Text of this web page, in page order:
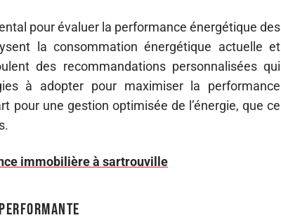
pour évaluer la performance énergétique des
la consommation énergétique actuelle et
des recommandations personnalisées qui
à adopter pour maximiser la performance
pour une gestion optimisée de l’énergie, que ce
immobilière à sartrouville